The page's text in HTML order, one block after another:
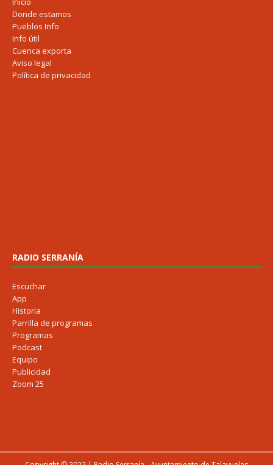
Donde estamos
Pueblos Info
Info útil
Cuenca exporta
Aviso legal
Política de privacidad
RADIO SERRANÍA
Escuchar
App
Historia
Parrilla de programas
Programas
Podcast
Equipo
Publicidad
Zoom 25